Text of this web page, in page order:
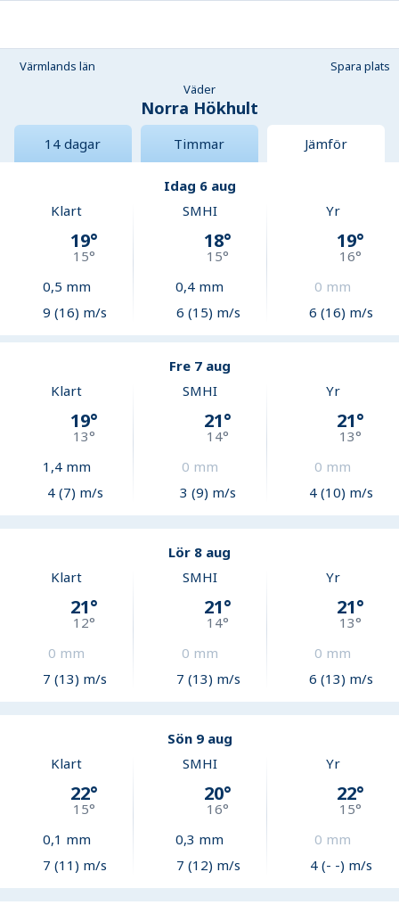
Värmlands län
Spara plats
Väder
Norra Hökhult
14 dagar Timmar Jämför
Idag 6 aug
Klart
19°
15°
0,5 mm
9 (16) m/s
SMHI
18°
15°
0,4 mm
6 (15) m/s
Yr
19°
16°
0 mm
6 (16) m/s
Fre 7 aug
Klart
19°
13°
1,4mm
4 (7) m/s
SMHI
21°
14°
0 mm
3 (9) m/s
Yr
21°
13°
0 mm
4 (10) m/s
Lör 8 aug
Klart
21°
12°
0 mm
7 (13) m/s
SMHI
21°
14°
0 mm
7 (13) m/s
Yr
21°
13°
0 mm
6 (13) m/s
Sön 9 aug
Klart
22°
15°
0,1 mm
7 (11) m/s
SMHI
20°
16°
0,3 mm
7 (12) m/s
Yr
22°
15°
0 mm
4 (- -) m/s